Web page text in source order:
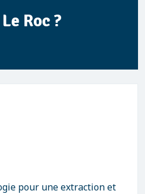
Roc ?
pour une extraction et